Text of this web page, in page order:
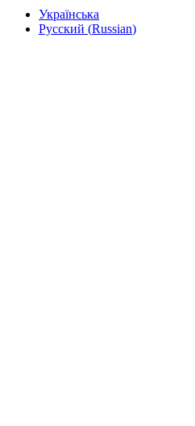
Українська
Русский (Russian)